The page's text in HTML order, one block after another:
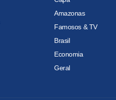
Amazonas
Famosos & TV
Brasil
Economia
Geral